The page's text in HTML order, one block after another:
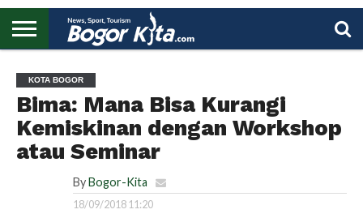
UTAMA
KOTA BOGOR
Bima: Mana Bisa Kurangi
Kemiskinan dengan Workshop
atau Seminar
By Bogor-Kita
18/09/2018 11:20